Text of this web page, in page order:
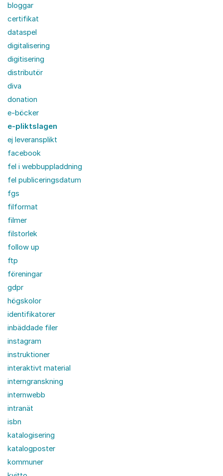
bloggar
certifikat
dataspel
digitalisering
digitisering
distributör
diva
donation
e-böcker
e-pliktslagen
ej leveransplikt
facebook
fel i webbuppladdning
fel publiceringsdatum
fgs
filformat
filmer
filstorlek
follow up
ftp
föreningar
gdpr
högskolor
identifikatorer
inbäddade filer
instagram
instruktioner
interaktivt material
interngranskning
internwebb
intranät
isbn
katalogisering
katalogposter
kommuner